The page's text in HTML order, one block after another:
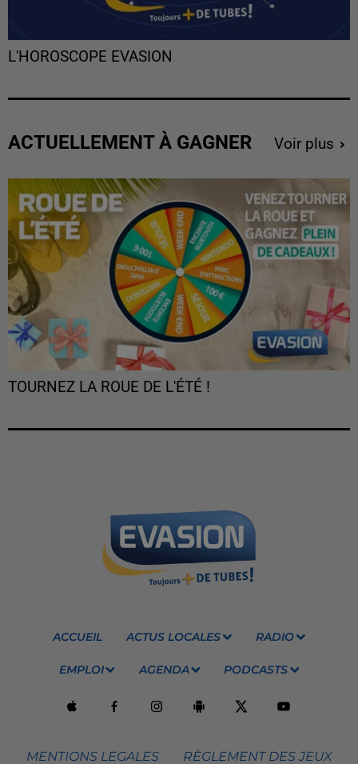
L'HOROSCOPE EVASION
ACTUELLEMENT À GAGNER Voir plus
TOURNEZ LA ROUE DE L'ÉTÉ !
ACCUEIL ACTUS LOCALES RADIO
EMPLOI AGENDA PODCASTS
MENTIONS LEGALES RÈGLEMENT DES JEUX